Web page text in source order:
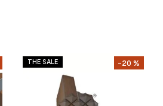
-20 %
THE SALE